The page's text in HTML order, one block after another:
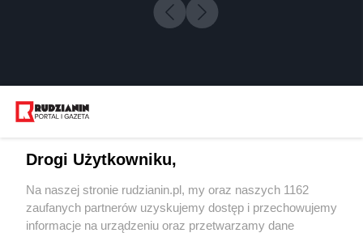
Wydawca mediów
Drogi Użytkowniku,
Na naszej stronie rudzianin.pl, my oraz naszych 1162
zaufanych partnerów uzyskujemy dostęp i przechowujemy
informacje na urządzeniu oraz przetwarzamy dane